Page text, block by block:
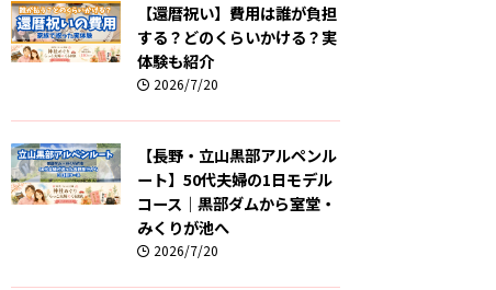
【還暦祝い】費用は誰が負担
する？どのくらいかける？実
体験も紹介
2026/7/20
【長野・立山黒部アルペンル
ート】50代夫婦の1日モデル
コース｜黒部ダムから室堂・
みくりが池へ
2026/7/20